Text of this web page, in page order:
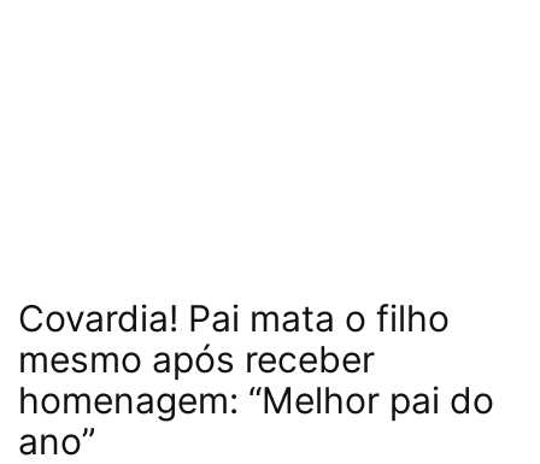
Covardia! Pai mata o filho
mesmo após receber
homenagem: “Melhor pai do
ano”